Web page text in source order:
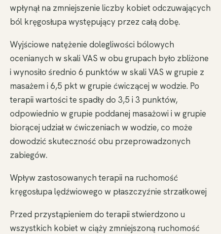
wpłynął na zmniejszenie liczby kobiet odczuwających
ból kręgosłupa występujący przez całą dobę.
Wyjściowe natężenie dolegliwości bólowych
ocenianych w skali VAS w obu grupach było zbliżone
i wynosiło średnio 6 punktów w skali VAS w grupie z
masażem i 6,5 pkt w grupie ćwiczącej w wodzie. Po
terapii wartości te spadły do 3,5 i 3 punktów,
odpowiednio w grupie poddanej masażowi i w grupie
biorącej udział w ćwiczeniach w wodzie, co może
dowodzić skuteczność obu przeprowadzonych
zabiegów.
Wpływ zastosowanych terapii na ruchomość
kręgosłupa lędźwiowego w płaszczyźnie strzałkowej
Przed przystąpieniem do terapii stwierdzono u
wszystkich kobiet w ciąży zmniejszoną ruchomość